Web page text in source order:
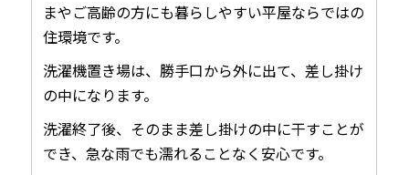
まやご高齢の方にも暮らしやすい平屋ならではの
住環境です。
洗濯機置き場は、勝手口から外に出て、差し掛け
の中になります。
洗濯終了後、そのまま差し掛けの中に干すことが
でき、急な雨でも濡れることなく安心です。